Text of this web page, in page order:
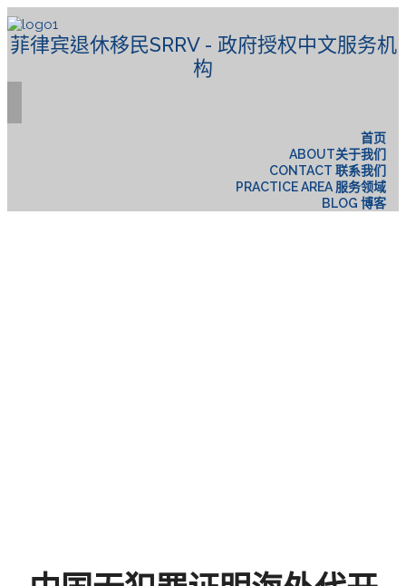
菲律宾退休移民SRRV - 政府授权中文服务机
构
首页
ABOUT关于我们
CONTACT 联系我们
PRACTICE AREA 服务领域
BLOG 博客